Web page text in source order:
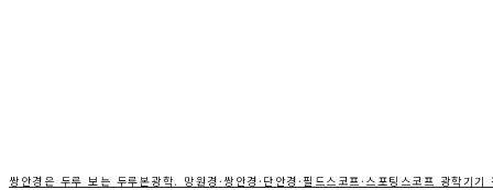
쌍안경은 두루 보는 두루본광학. 망원경·쌍안경·단안경·필드스코프·스포팅스코프 광학기기